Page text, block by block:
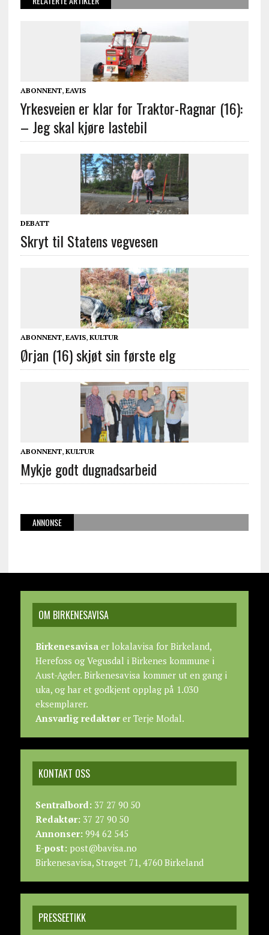
ABONNENT, EAVIS
Yrkesveien er klar for Traktor-Ragnar (16):
– Jeg skal kjøre lastebil
DEBATT
Skryt til Statens vegvesen
ABONNENT, EAVIS, KULTUR
Ørjan (16) skjøt sin første elg
ABONNENT, KULTUR
Mykje godt dugnadsarbeid
ANNONSE
OM BIRKENESAVISA
Birkenesavisaer lokalavisa for Birkeland,
Herefoss og Vegusdal i Birkenes kommune i
Aust-Agder. Birkenesavisa kommer ut en gang i
uka, og har et godkjent opplag på 1.030
eksemplarer.
Ansvarlig redaktører Terje Modal.
KONTAKT OSS
Sentralbord:37 27 90 50
Redaktør:37 27 90 50
Annonser:994 62 545
E-post:post@bavisa.no
Birkenesavisa, Strøget 71, 4760 Birkeland
PRESSEETIKK